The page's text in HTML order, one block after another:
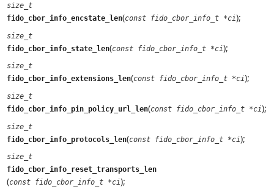
size_t
fido_cbor_info_encstate_len(const fido_cbor_info_t *ci);
size_t
fido_cbor_info_state_len(const fido_cbor_info_t *ci);
size_t
fido_cbor_info_extensions_len(const fido_cbor_info_t *ci);
size_t
fido_cbor_info_pin_policy_url_len(const fido_cbor_info_t *ci);
size_t
fido_cbor_info_protocols_len(const fido_cbor_info_t *ci);
size_t
fido_cbor_info_reset_transports_len
(const fido_cbor_info_t *ci);